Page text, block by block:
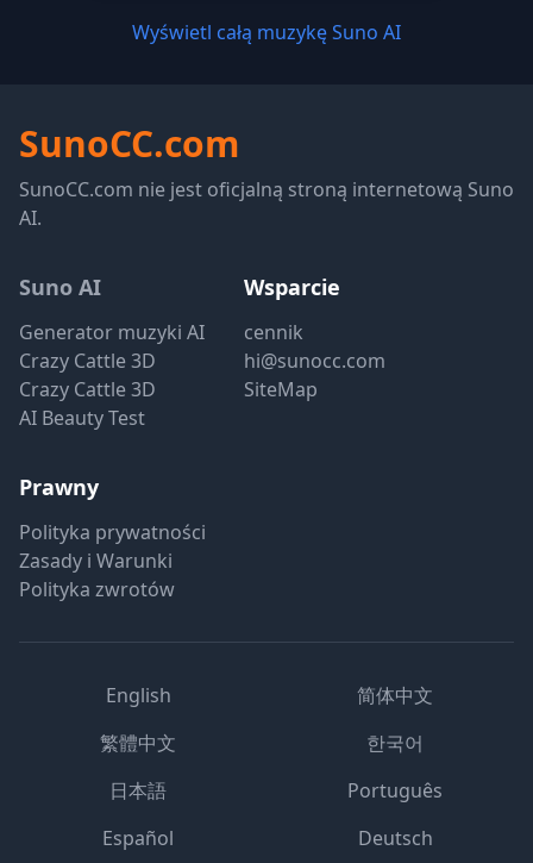
Wyświetl całą muzykę Suno AI
SunoCC.com
SunoCC.com nie jest oficjalną stroną internetową Suno
AI.
Suno AI
Generator muzyki AI
Crazy Cattle 3D
Crazy Cattle 3D
AI Beauty Test
Wsparcie
cennik
hi@sunocc.com
SiteMap
Prawny
Polityka prywatności
Zasady i Warunki
Polityka zwrotów
English
简体中文
繁體中文
한국어
日本語
Português
Español
Deutsch